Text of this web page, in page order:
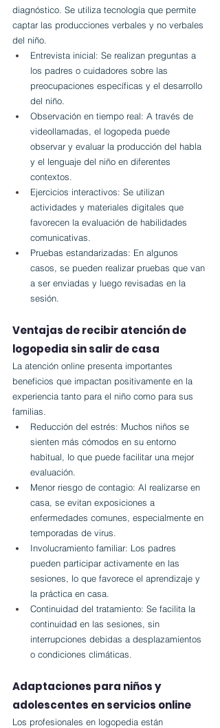
diagnóstico. Se utiliza tecnología que permite
captar las producciones verbales y no verbales
del niño.
Entrevista inicial: Se realizan preguntas a
los padres o cuidadores sobre las
preocupaciones específicas y el desarrollo
del niño.
Observación en tiempo real: A través de
videollamadas, el logopeda puede
observar y evaluar la producción del habla
y el lenguaje del niño en diferentes
contextos.
Ejercicios interactivos: Se utilizan
actividades y materiales digitales que
favorecen la evaluación de habilidades
comunicativas.
Pruebas estandarizadas: En algunos
casos, se pueden realizar pruebas que van
a ser enviadas y luego revisadas en la
sesión.
Ventajas de recibir atención de
logopedia sin salir de casa
La atención online presenta importantes
beneficios que impactan positivamente en la
experiencia tanto para el niño como para sus
familias.
Reducción del estrés: Muchos niños se
sienten más cómodos en su entorno
habitual, lo que puede facilitar una mejor
evaluación.
Menor riesgo de contagio: Al realizarse en
casa, se evitan exposiciones a
enfermedades comunes, especialmente en
temporadas de virus.
Involucramiento familiar: Los padres
pueden participar activamente en las
sesiones, lo que favorece el aprendizaje y
la práctica en casa.
Continuidad del tratamiento: Se facilita la
continuidad en las sesiones, sin
interrupciones debidas a desplazamientos
o condiciones climáticas.
Adaptaciones para niños y
adolescentes en servicios online
Los profesionales en logopedia están